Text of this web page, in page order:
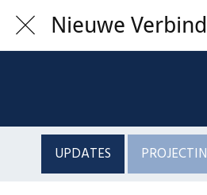
Nieuwe
UPDATES